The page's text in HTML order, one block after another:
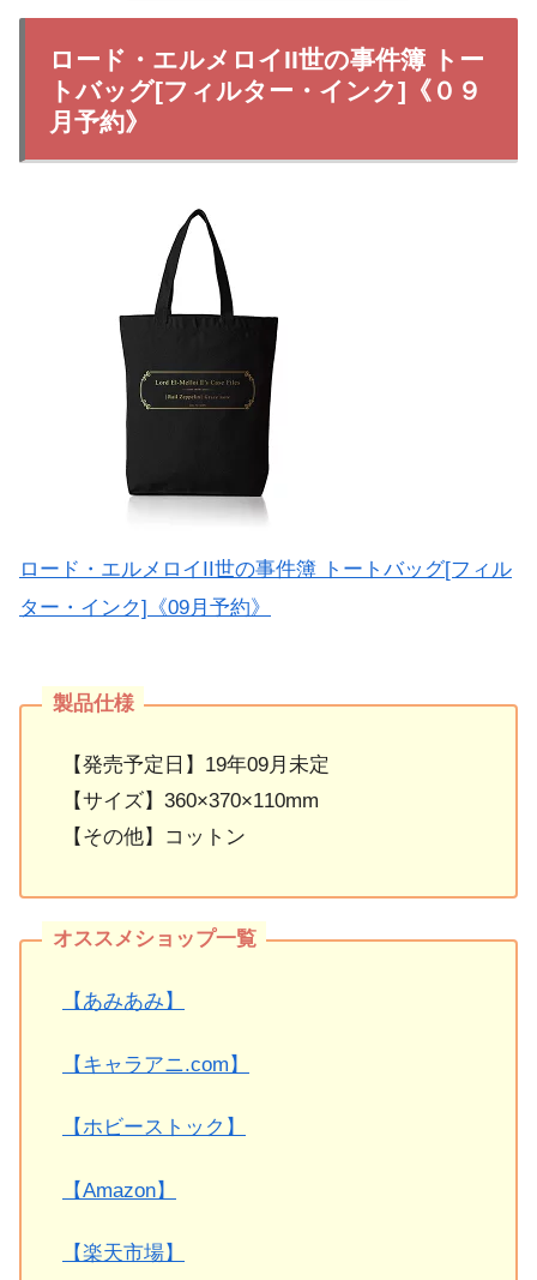
ロード・エルメロイII世の事件簿 トー
トバッグ[フィルター・インク]《０９
月予約》
ロード・エルメロイII世の事件簿 トートバッグ[フィル
ター・インク]《09月予約》
【発売予定日】19年09月未定
【サイズ】360×370×110mm
【その他】コットン
【あみあみ】
【キャラアニ.com】
【ホビーストック】
【Amazon】
【楽天市場】